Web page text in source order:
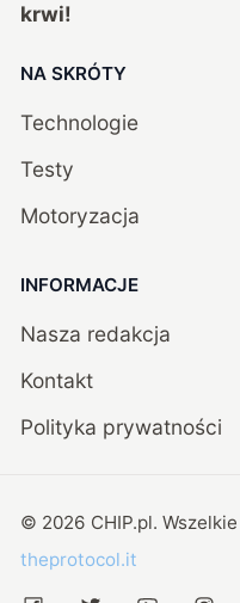
krwi!
NA SKRÓTY
Technologie
Testy
Motoryzacja
INFORMACJE
Nasza redakcja
Kontakt
Polityka prywatności
© 2026 CHIP.pl.
theprotocol.it